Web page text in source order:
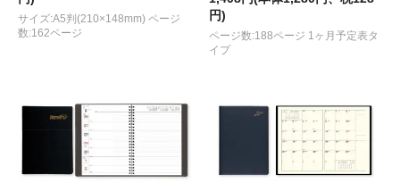
サイズ:A5判(210×148mm) ページ
数:162ページ
円)
ページ数:188ページ 1ヶ月予定表タ
イプ